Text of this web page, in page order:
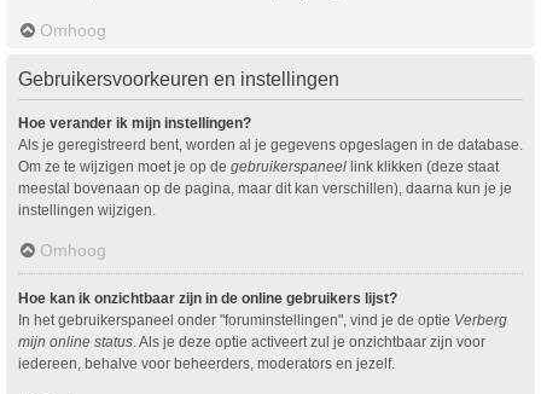
Omhoog
Gebruikersvoorkeuren en instellingen
Hoe verander ik mijn instellingen?
Als je geregistreerd bent, worden al je gegevens opgeslagen in de database.
Om ze te wijzigen moet je op de gebruikerspaneel link klikken (deze staat
meestal bovenaan op de pagina, maar dit kan verschillen), daarna kun je je
instellingen wijzigen.
Omhoog
Hoe kan ik onzichtbaar zijn in de online gebruikers lijst?
In het gebruikerspaneel onder "foruminstellingen", vind je de optie Verberg
mijn online status . Als je deze optie activeert zul je onzichtbaar zijn voor
iedereen, behalve voor beheerders, moderators en jezelf.